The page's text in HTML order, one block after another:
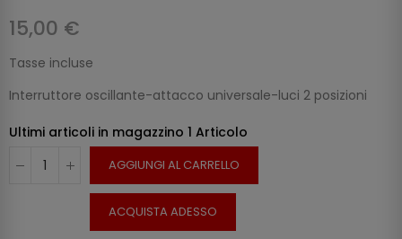
15,00 €
Tasse incluse
Interruttore oscillante-attacco universale-luci 2 posizioni
Ultimi articoli in magazzino 1 Articolo
AGGIUNGI AL CARRELLO
ACQUISTA ADESSO